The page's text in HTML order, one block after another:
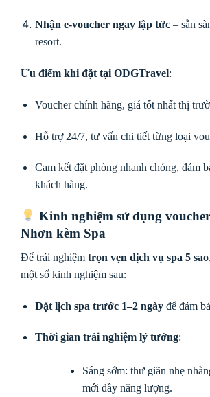
Nhận e-voucher ngay lập tức– sẵn
resort.
Ưu điểm khi đặt tại ODGTravel:
Voucher chính hãng, giá tốt nhất thị
Hỗ trợ 24/7, tư vấn chi tiết từng loại
Cam kết đặt phòng nhanh chóng, đảm
khách hàng.
Kinh nghiệm sử dụng
Nhơn kèm Spa
Để trải nghiệm trọn vẹn dịch vụ spa 5 sao
một số kinh nghiệm sau:
Đặt lịch spa trước 1–2 ngàyđể đảm
Thời gian trải nghiệm lý tưởng:
Sáng sớm: thư giãn nhẹ
mới đầy năng lượng.